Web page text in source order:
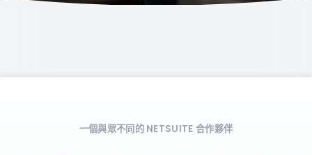
一個與眾不同的 NETSUITE 合作夥伴